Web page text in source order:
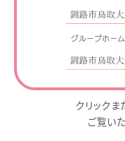
クリックま
ご覧い